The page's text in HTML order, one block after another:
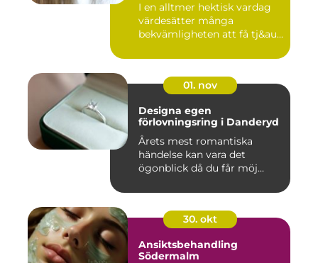
I en alltmer hektisk vardag
värdesätter många
bekvämligheten att få tj&au...
01. nov
Designa egen
förlovningsring i Danderyd
Årets mest romantiska
händelse kan vara det
ögonblick då du får möj...
30. okt
Ansiktsbehandling
Södermalm